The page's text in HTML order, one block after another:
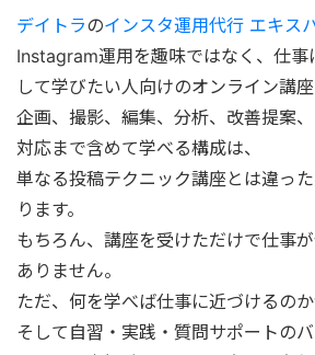
デイトラのインスタ運用代行 エキス
Instagram運用を趣味ではなく、仕事
して学びたい人向けのオンライン講座
企画、撮影、編集、分析、改善提案
対応まで含めて学べる構成は、
単なる投稿テクニック講座とは違っ
ります。
もちろん、講座を受けただけで仕事
ありません。
ただ、何を学べば仕事に近づけるのか
そして自習・実践・質問サポートの